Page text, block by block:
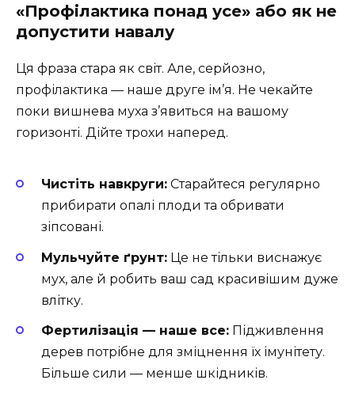
«Профілактика понад усе» або як не
допустити навалу
Ця фраза стара як світ. Але, серйозно,
профілактика — наше друге ім’я. Не чекайте
поки вишнева муха з’явиться на вашому
горизонті. Дійте трохи наперед.
Чистіть навкруги: Старайтеся регулярно
прибирати опалі плоди та обривати
зіпсовані.
Мульчуйте ґрунт: Це не тільки виснажує
мух, але й робить ваш сад красивішим дуже
влітку.
Фертилізація — наше все: Підживлення
дерев потрібне для зміцнення їх імунітету.
Більше сили — менше шкідників.